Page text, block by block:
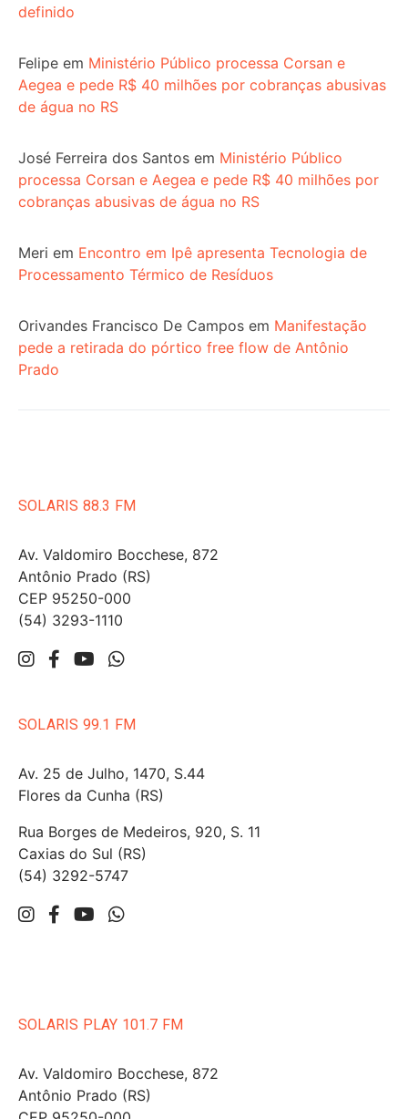
definido
Felipe em Ministério Público processa Corsan e
Aegea e pede R$ 40 milhões por cobranças abusivas
de água no RS
José Ferreira dos Santos em Ministério Público
processa Corsan e Aegea e pede R$ 40 milhões por
cobranças abusivas de água no RS
Meri em Encontro em Ipê apresenta Tecnologia de
Processamento Térmico de Resíduos
Orivandes Francisco De Campos em Manifestação
pede a retirada do pórtico free flow de Antônio
Prado
SOLARIS 88.3 FM
Av. Valdomiro Bocchese, 872
Antônio Prado (RS)
CEP 95250-000
(54) 3293-1110
SOLARIS 99.1 FM
Av. 25 de Julho, 1470, S.44
Flores da Cunha (RS)
Rua Borges de Medeiros, 920, S. 11
Caxias do Sul (RS)
(54) 3292-5747
SOLARIS PLAY 101.7 FM
Av. Valdomiro Bocchese, 872
Antônio Prado (RS)